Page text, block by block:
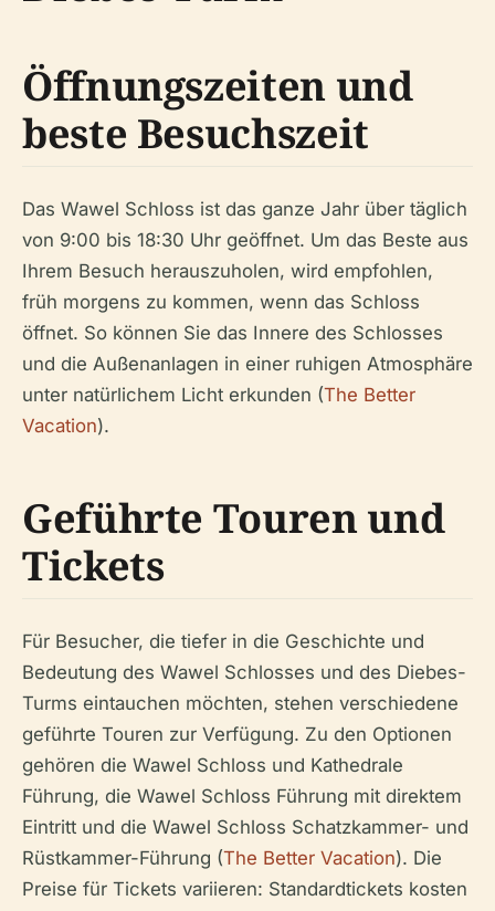
Öffnungszeiten und
beste Besuchszeit
Das Wawel Schloss ist das ganze Jahr über täglich
von 9:00 bis 18:30 Uhr geöffnet. Um das Beste aus
Ihrem Besuch herauszuholen, wird empfohlen,
früh morgens zu kommen, wenn das Schloss
öffnet. So können Sie das Innere des Schlosses
und die Außenanlagen in einer ruhigen Atmosphäre
unter natürlichem Licht erkunden (The Better
Vacation).
Geführte Touren und
Tickets
Für Besucher, die tiefer in die Geschichte und
Bedeutung des Wawel Schlosses und des Diebes-
Turms eintauchen möchten, stehen verschiedene
geführte Touren zur Verfügung. Zu den Optionen
gehören die Wawel Schloss und Kathedrale
Führung, die Wawel Schloss Führung mit direktem
Eintritt und die Wawel Schloss Schatzkammer- und
Rüstkammer-Führung (The Better Vacation). Die
Preise für Tickets variieren: Standardtickets kosten